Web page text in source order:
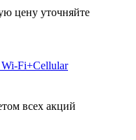
цену уточняйте
Fi+Cellular
всех акций